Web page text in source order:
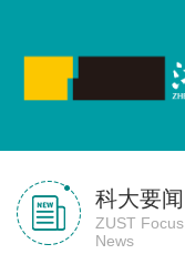
科大要闻
ZUST Focus
News